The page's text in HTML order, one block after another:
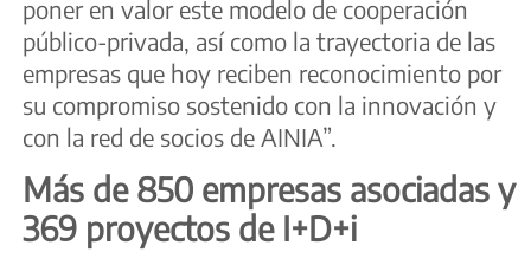
poner en valor este modelo de cooperación
público-privada, así como la trayectoria de las
empresas que hoy reciben reconocimiento por
su compromiso sostenido con la innovación y
con la red de socios de AINIA”.
Más de 850 empresas asociadas y
369 proyectos de I+D+i